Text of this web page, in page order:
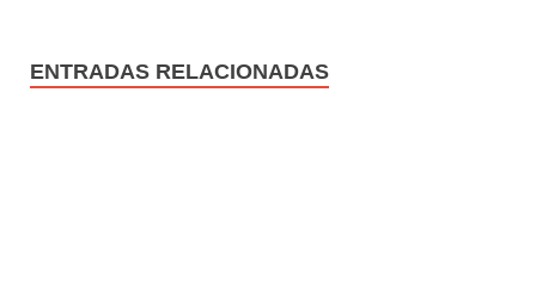
ENTRADAS RELACIONADAS